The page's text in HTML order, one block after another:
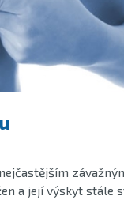
a její výskyt stále